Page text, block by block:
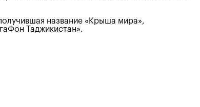
название «Крыша мира»,
Таджикистан».